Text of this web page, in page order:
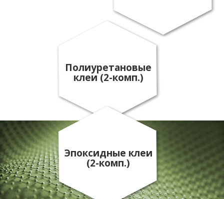
Полиуретановые
клеи (2-комп.)
Эпоксидные клеи
(2-комп.)